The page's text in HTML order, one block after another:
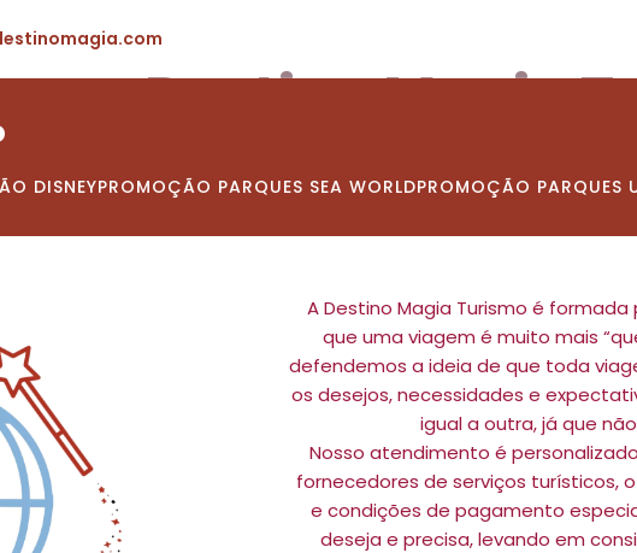
DISNEYPROMOÇÃO PARQUES SEA WORLDPROMOÇÃO PARQUES
a Destino Magia
A Destino Magia Turismo é
que uma viagem é muito mais
defendemos a ideia de que toda
os desejos, necessidades e
igual a outra, já que
Nosso atendimento é
fornecedores de serviços turísticos,
e condições de pagamento
deseja e precisa, levando em